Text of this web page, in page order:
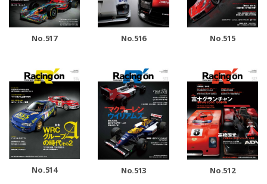
No.517 No.516 No.515
No.514 No.513 No.512